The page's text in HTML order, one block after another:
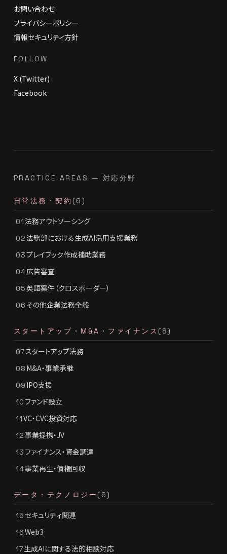
お問い合わせ
プライバシーポリシー
情報セキュリティ方針
FOLLOW
X (Twitter)
Facebook
PRACTICE AREAS — 対応分野
日常法務・契約 (6)
01法務アウトソーシング
02法務部における生成AI活用支援業務
03プレイブック作成補助業務
04広告審査
05英語案件（クロスボーダー）
06 その他企業法務全般
スタートアップ・M&A・ファイナンス (8)
07スタートアップ法務
08 M&A・事業承継
09 IPO支援
10 ファンド設立
11VC・CVC投資対応
12事業提携・JV
13 ファイナンス・資金調達
14事業再生・債権回収
データ・テクノロジー (6)
15セキュリティ関連
16Web3
17生成AIに関する法的相談対応